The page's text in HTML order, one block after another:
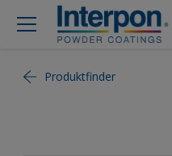
Produktfinder